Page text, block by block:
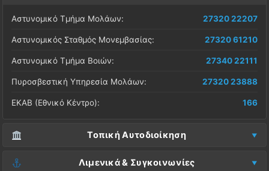
Αστυνομικό Τμήμα Μολάων: 27320 22207
Αστυνομικός Σταθμός Μονεμβασίας: 27320 61210
Αστυνομικό Τμήμα Βοιών: 27340 22111
Πυροσβεστική Υπηρεσία Μολάων: 27320 23888
ΕΚΑΒ (Εθνικό Κέντρο): 166
Τοπική Αυτοδιοίκηση
Δήμος Μονεμβασίας (Έδρα):
Λιμενικά & Συγκοινωνίες